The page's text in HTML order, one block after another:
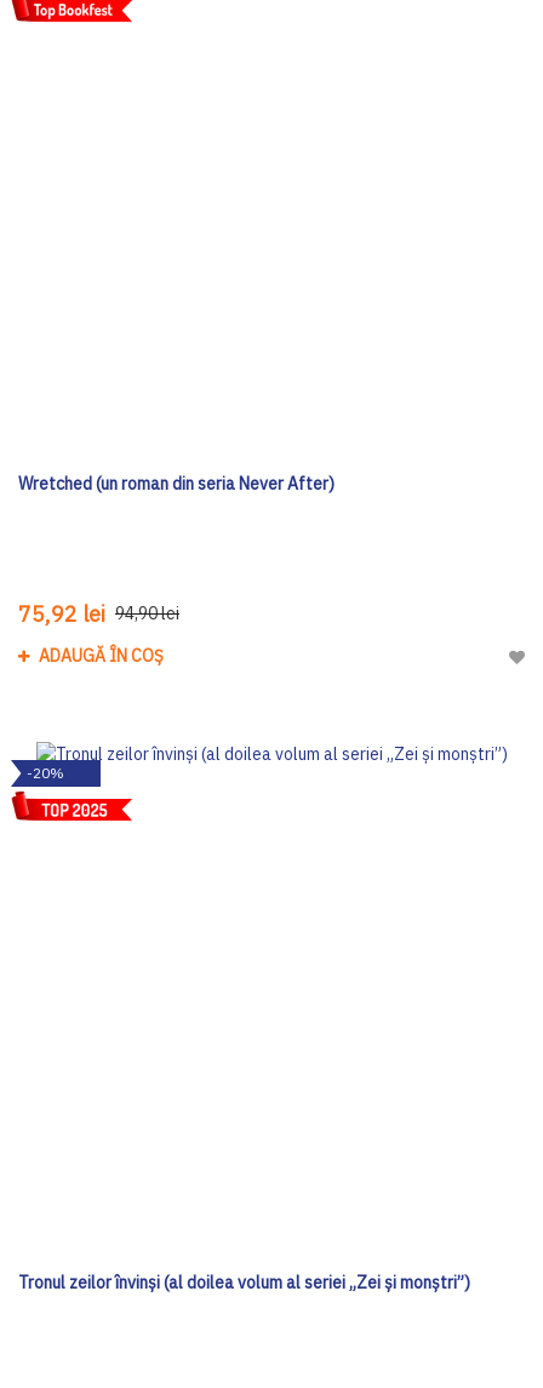
Wretched (un roman din seria Never After)
75,92 lei 94,90 lei
ADAUGĂ ÎN COȘ
-20%
Tronul zeilor învinși (al doilea volum al seriei „Zei și monștri”)